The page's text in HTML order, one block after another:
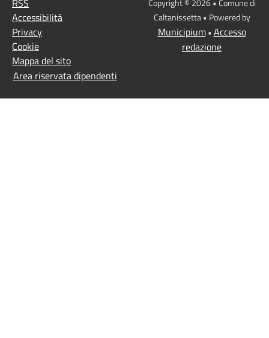
Accessibilità
Privacy
Cookie
Mappa del sito
Area riservata dipendenti
Caltanissetta • Powered by
Municipium• Accesso
redazione